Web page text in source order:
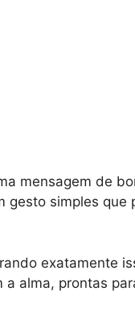
mensagem de
gesto simples que
exatamente
alma, prontas